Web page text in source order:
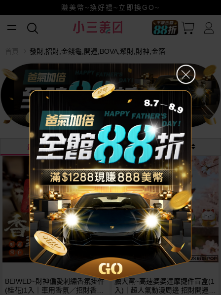
賺美幣~換好禮~立即換GO~
小三美日x全支付~美幣+全點折上折超划算
全館88折爸氣加倍！
最熱銷 最新 價格
首頁 發財,招財,金錢龜,開運,BOVA,聚財,財神,金箔
BEIWED~財神偏愛刺繡香氛掛件
(桂花)1入｜車用香氛／招財香包
NEW
膽大黨~高速婆婆達摩擺件盲盒(1
入)｜超人氣動漫周邊 招財開運吉